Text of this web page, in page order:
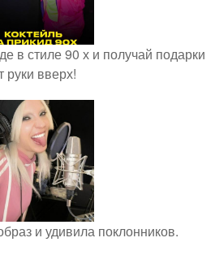
в стиле 90 х и получай подарки
руки вверх!
и удивила поклонников.